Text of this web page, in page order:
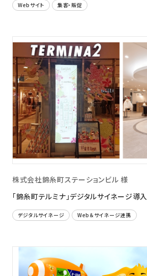
Webサイト 集客・販促
株式会社錦糸町ステーションビル 様
「錦糸町テルミナ」デジタルサイネージ導入
デジタルサイネージ Web＆サイネージ連携